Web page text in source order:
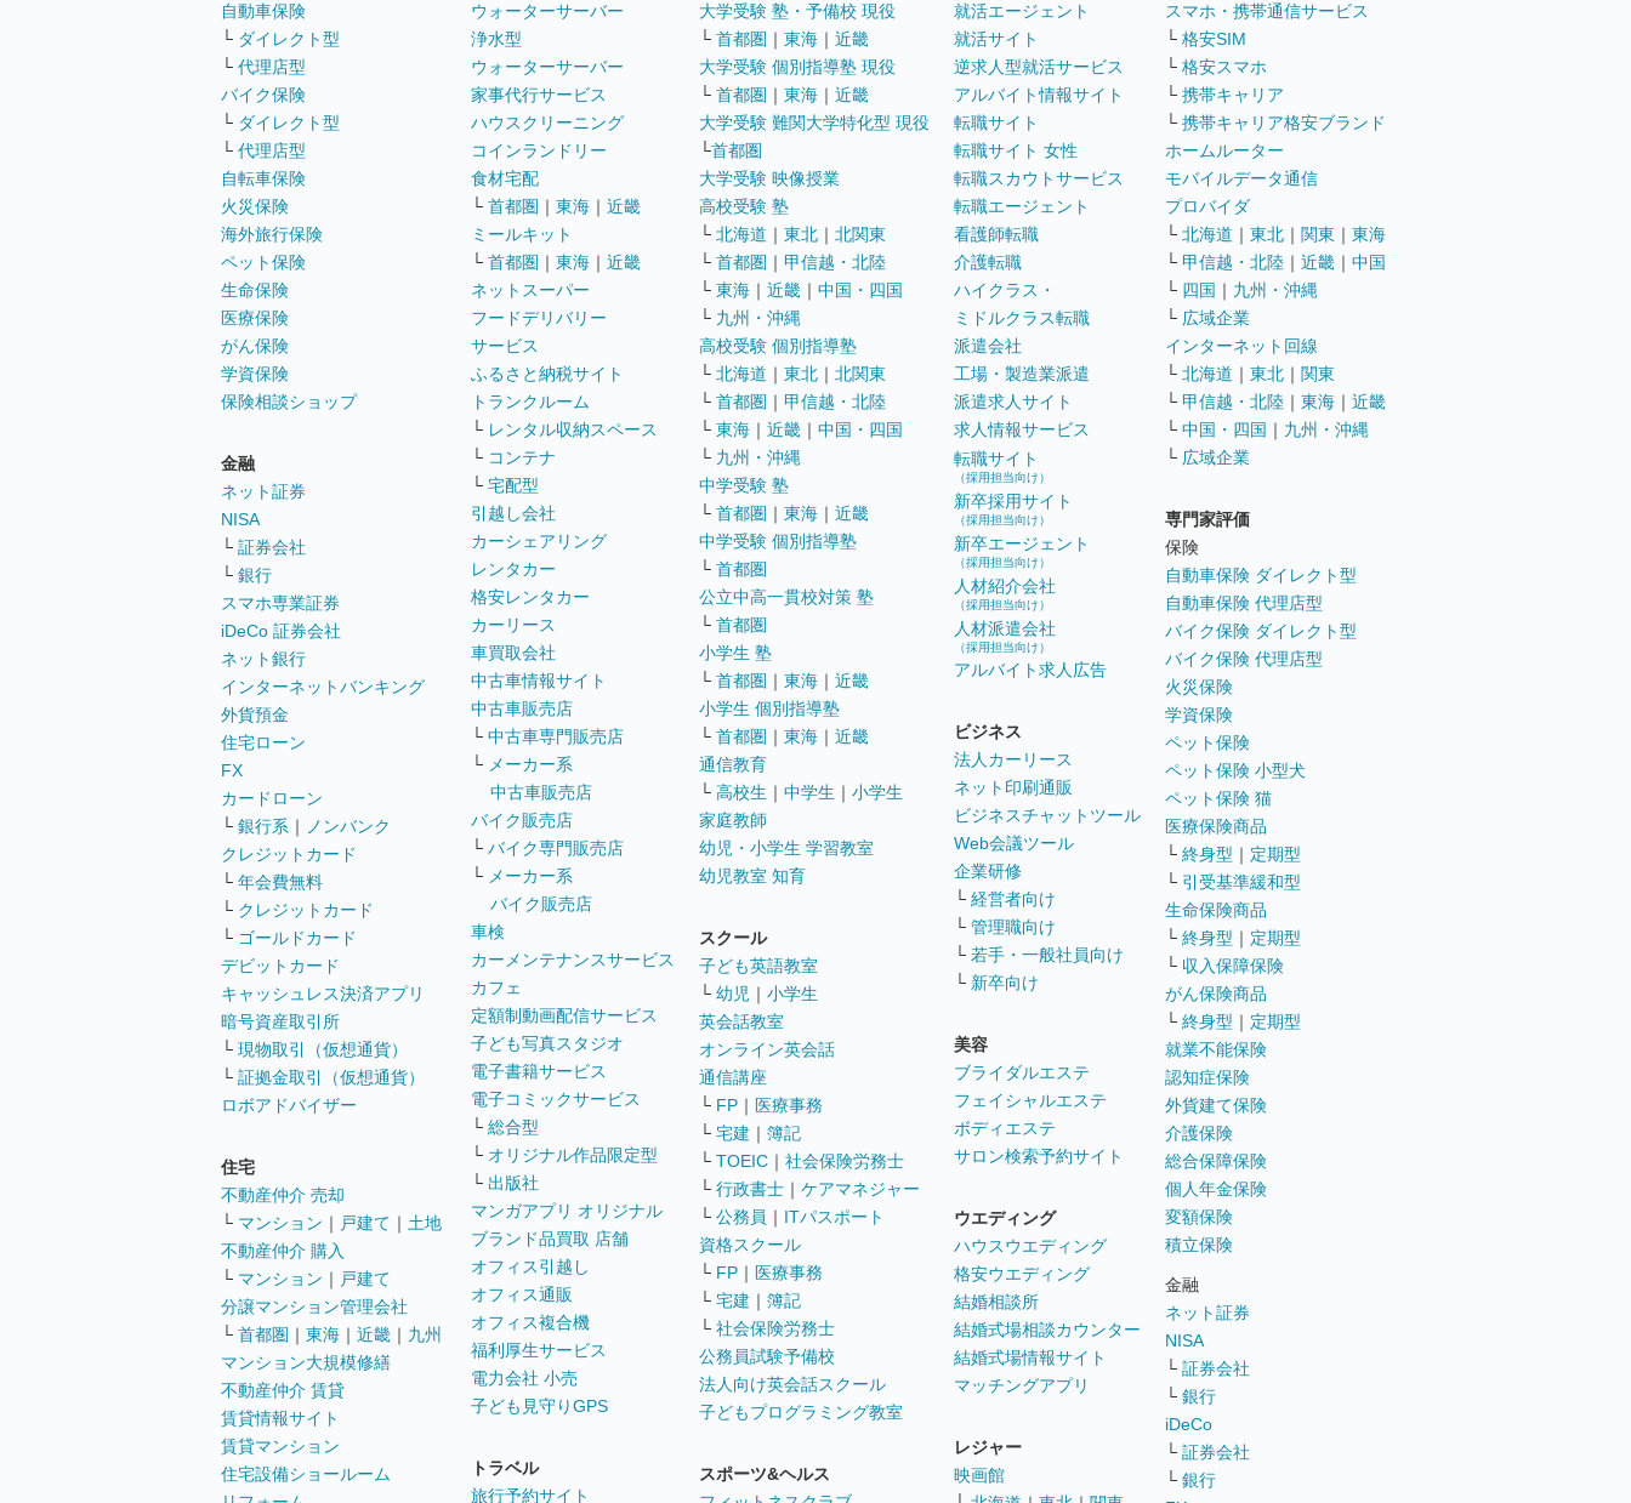
自動車保険
└ ダイレクト型
└ 代理店型
バイク保険
└ ダイレクト型
└ 代理店型
自転車保険
火災保険
海外旅行保険
ペット保険
生命保険
医療保険
がん保険
学資保険
保険相談ショップ
金融
ネット証券
NISA
└ 証券会社
└ 銀行
スマホ専業証券
iDeCo 証券会社
ネット銀行
インターネットバンキング
外貨預金
住宅ローン
FX
カードローン
└ 銀行系 ｜
ノンバンク
クレジットカード
└ 年会費無料
└ クレジットカード
└ ゴールドカード
デビットカード
キャッシュレス決済アプリ
暗号資産取引所
└ 現物取引（仮想通貨）
└ 証拠金取引（仮想通貨）
ロボアドバイザー
住宅
不動産仲介 売却
└ マンション ｜ 戸建て ｜ 土地
不動産仲介 購入
└ マンション ｜ 戸建て
分譲マンション管理会社
└ 首都圏 ｜ 東海 ｜ 近畿 ｜ 九州
マンション大規模修繕
不動産仲介 賃貸
賃貸情報サイト
賃貸マンション
住宅設備ショールーム
ウォーターサーバー
浄水型
ウォーターサーバー
家事代行サービス
ハウスクリーニング
コインランドリー
食材宅配
└ 首都圏 ｜ 東海 ｜ 近畿
ミールキット
└ 首都圏 ｜ 東海 ｜ 近畿
ネットスーパー
フードデリバリー
サービス
ふるさと納税サイト
トランクルーム
└ レンタル収納スペース
└ コンテナ
└ 宅配型
引越し会社
カーシェアリング
レンタカー
格安レンタカー
カーリース
車買取会社
中古車情報サイト
中古車販売店
└ 中古車専門販売店
└ メーカー系
中古車販売店
バイク販売店
└ バイク専門販売店
└ メーカー系
バイク販売店
車検
カーメンテナンスサービス
カフェ
定額制動画配信サービス
子ども写真スタジオ
電子書籍サービス
電子コミックサービス
└ 総合型
└ オリジナル作品限定型
└ 出版社
マンガアプリ オリジナル
ブランド品買取 店舗
オフィス引越し
オフィス通販
オフィス複合機
福利厚生サービス
電力会社 小売
子ども見守りGPS
トラベル
旅行予約サイト
大学受験 塾・予備校 現役
└ 首都圏 ｜ 東海 ｜ 近畿
大学受験 個別指導塾 現役
└ 首都圏 ｜ 東海 ｜ 近畿
大学受験 難関大学特化型 現役
└首都圏
大学受験 映像授業
高校受験 塾
└ 北海道 ｜ 東北 ｜ 北関東
└ 首都圏 ｜ 甲信越・北陸
└ 東海 ｜ 近畿 ｜ 中国・四国
└ 九州・沖縄
高校受験 個別指導塾
└ 北海道 ｜ 東北 ｜ 北関東
└ 首都圏 ｜ 甲信越・北陸
└ 東海 ｜ 近畿 ｜ 中国・四国
└ 九州・沖縄
中学受験 塾
└ 首都圏 ｜ 東海 ｜ 近畿
中学受験 個別指導塾
└ 首都圏
公立中高一貫校対策 塾
└ 首都圏
小学生 塾
└ 首都圏 ｜ 東海 ｜ 近畿
小学生 個別指導塾
└ 首都圏 ｜ 東海 ｜ 近畿
通信教育
└ 高校生 ｜ 中学生 ｜ 小学生
家庭教師
幼児・小学生 学習教室
幼児教室 知育
スクール
子ども英語教室
└ 幼児 ｜ 小学生
英会話教室
オンライン英会話
通信講座
└ FP ｜ 医療事務
└ 宅建 ｜ 簿記
└ TOEIC ｜ 社会保険労務士
└ 行政書士 ｜ ケアマネジャー
└ 公務員 ｜ ITパスポート
資格スクール
└ FP ｜ 医療事務
└ 宅建 ｜ 簿記
└ 社会保険労務士
公務員試験予備校
法人向け英会話スクール
子どもプログラミング教室
スポーツ&ヘルス
就活エージェント
就活サイト
逆求人型就活サービス
アルバイト情報サイト
転職サイト
転職サイト 女性
転職スカウトサービス
転職エージェント
看護師転職
介護転職
ハイクラス・
ミドルクラス転職
派遣会社
工場・製造業派遣
派遣求人サイト
求人情報サービス
転職サイト
（採用担当向け）
新卒採用サイト
（採用担当向け）
新卒エージェント
（採用担当向け）
人材紹介会社
（採用担当向け）
人材派遣会社
（採用担当向け）
アルバイト求人広告
ビジネス
法人カーリース
ネット印刷通販
ビジネスチャットツール
Web会議ツール
企業研修
└ 経営者向け
└ 管理職向け
└ 若手・一般社員向け
└ 新卒向け
美容
ブライダルエステ
フェイシャルエステ
ボディエステ
サロン検索予約サイト
ウエディング
ハウスウエディング
格安ウエディング
結婚相談所
結婚式場相談カウンター
結婚式場情報サイト
マッチングアプリ
レジャー
映画館
スマホ・携帯通信サービス
└ 格安SIM
└ 格安スマホ
└ 携帯キャリア
└ 携帯キャリア格安ブランド
ホームルーター
モバイルデータ通信
プロバイダ
└ 北海道 ｜ 東北 ｜ 関東 ｜ 東海
└ 甲信越・北陸 ｜ 近畿 ｜ 中国
└ 四国 ｜ 九州・沖縄
└ 広域企業
インターネット回線
└ 北海道 ｜ 東北 ｜ 関東
└ 甲信越・北陸 ｜ 東海 ｜ 近畿
└ 中国・四国 ｜ 九州・沖縄
└ 広域企業
専門家評価
保険
自動車保険 ダイレクト型
自動車保険 代理店型
バイク保険 ダイレクト型
バイク保険 代理店型
火災保険
学資保険
ペット保険
ペット保険 小型犬
ペット保険 猫
医療保険商品
└ 終身型 ｜ 定期型
└ 引受基準緩和型
生命保険商品
└ 終身型 ｜ 定期型
└ 収入保障保険
がん保険商品
└ 終身型 ｜ 定期型
就業不能保険
認知症保険
外貨建て保険
介護保険
総合保障保険
個人年金保険
変額保険
積立保険
金融
ネット証券
NISA
└ 証券会社
└ 銀行
iDeCo
└ 証券会社
└ 銀行